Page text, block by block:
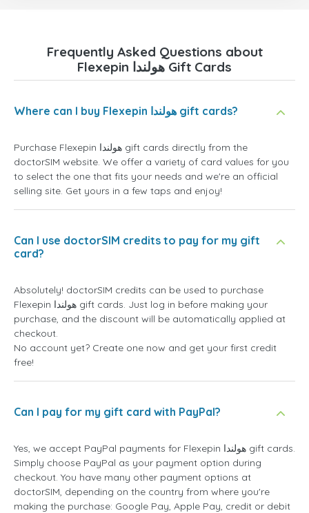
Frequently Asked Questions about
Flexepin هولندا Gift Cards
Where can I buy Flexepin هولندا gift cards?
Purchase Flexepin هولندا gift cards directly from the
doctorSIM website. We offer a variety of card values for you
to select the one that fits your needs and we're an official
selling site. Get yours in a few taps and enjoy!
Can I use doctorSIM credits to pay for my gift
card?
Absolutely! doctorSIM credits can be used to purchase
Flexepin هولندا gift cards. Just log in before making your
purchase, and the discount will be automatically applied at
checkout.
No account yet? Create one now and get your first credit
free!
Can I pay for my gift card with PayPal?
Yes, we accept PayPal payments for Flexepin هولندا gift cards.
Simply choose PayPal as your payment option during
checkout. You have many other payment options at
doctorSIM, depending on the country from where you're
making the purchase: Google Pay, Apple Pay, credit or debit